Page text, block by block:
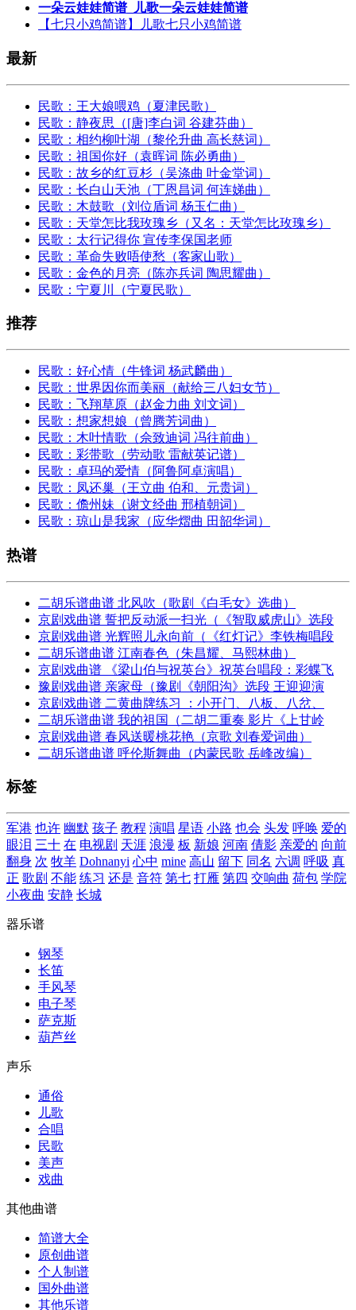
一朵云娃娃简谱_儿歌一朵云娃娃简谱
【七只小鸡简谱】儿歌七只小鸡简谱
最新
民歌：王大娘喂鸡（夏津民歌）
民歌：静夜思（[唐]李白词 谷建芬曲）
民歌：相约柳叶湖（黎伦升曲 高长慈词）
民歌：祖国你好（袁晖词 陈必勇曲）
民歌：故乡的红豆杉（吴涤曲 叶金堂词）
民歌：长白山天池（丁恩昌词 何连娣曲）
民歌：木鼓歌（刘位盾词 杨玉仁曲）
民歌：天堂怎比我玫瑰乡（又名：天堂怎比玫瑰乡）
民歌：太行记得你 宣传李保国老师
民歌：革命失败唔使愁（客家山歌）
民歌：金色的月亮（陈亦兵词 陶思耀曲）
民歌：宁夏川（宁夏民歌）
推荐
民歌：好心情（牛锋词 杨武麟曲）
民歌：世界因你而美丽（献给三八妇女节）
民歌：飞翔草原（赵金力曲 刘文词）
民歌：想家想娘（曾腾芳词曲）
民歌：木叶情歌（佘致迪词 冯往前曲）
民歌：彩带歌（劳动歌 雷献英记谱）
民歌：卓玛的爱情（阿鲁阿卓演唱）
民歌：凤还巢（王立曲 伯和、元贵词）
民歌：儋州妹（谢文经曲 邢植朝词）
民歌：琼山是我家（应华熠曲 田韶华词）
热谱
二胡乐谱曲谱 北风吹（歌剧《白毛女》选曲）
京剧戏曲谱 誓把反动派一扫光（《智取威虎山》选段
京剧戏曲谱 光辉照儿永向前（《红灯记》李铁梅唱段
二胡乐谱曲谱 江南春色（朱昌耀、马熙林曲）
京剧戏曲谱 《梁山伯与祝英台》祝英台唱段：彩蝶飞
豫剧戏曲谱 亲家母（豫剧《朝阳沟》选段 王迎迎演
京剧戏曲谱 二黄曲牌练习 ：小开门、八板、八岔、
二胡乐谱曲谱 我的祖国（二胡二重奏 影片《上甘岭
京剧戏曲谱 春风送暖桃花艳（京歌 刘春爱词曲）
二胡乐谱曲谱 呼伦斯舞曲（内蒙民歌 岳峰改编）
标签
军港 也许 幽默 孩子 教程 演唱 星语 小路 也会 头发 呼唤 爱的
眼泪 三十 在 电视剧 天涯 浪漫 板 新娘 河南 倩影 亲爱的 向前
翻身 次 牧羊 Dohnanyi 心中 mine 高山 留下 同名 六调 呼吸 真
正 歌剧 不能 练习 还是 音符 第七 打雁 第四 交响曲 荷包 学院
小夜曲 安静 长城
器乐谱
钢琴
长笛
手风琴
电子琴
萨克斯
葫芦丝
声乐
通俗
儿歌
合唱
民歌
美声
戏曲
其他曲谱
简谱大全
原创曲谱
个人制谱
国外曲谱
其他乐谱